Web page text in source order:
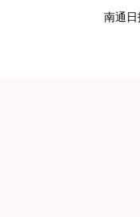
南通日